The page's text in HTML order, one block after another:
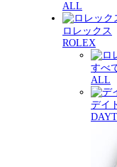
ALL
ロレックス
ROLEX
すべ
ALL
デイ